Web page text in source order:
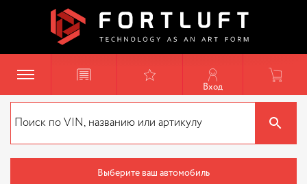
Вход
Выберите ваш автомобиль